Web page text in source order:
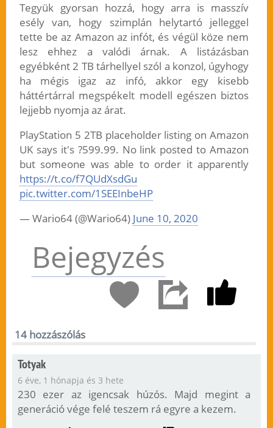
Tegyük gyorsan hozzá, hogy arra is masszív
esély van, hogy szimplán helytartó jelleggel
tette be az Amazon az infót, és végül köze nem
lesz ehhez a valódi árnak. A listázásban
egyébként 2 TB tárhellyel szól a konzol, úgyhogy
ha mégis igaz az infó, akkor egy kisebb
háttértárral megspékelt modell egészen biztos
lejjebb nyomja az árat.
PlayStation 5 2TB placeholder listing on Amazon
UK says it's ?599.99. No link posted to Amazon
but someone was able to order it apparently
https://t.co/f7QUdXsdGu
pic.twitter.com/1SEEInbeHP
— Wario64 (@Wario64) June 10, 2020
Bejegyzés
14 hozzászólás
Totyak
6 éve, 1 hónapja és 3 hete
230 ezer az igencsak húzós. Majd megint a
generáció vége felé teszem rá egyre a kezem.